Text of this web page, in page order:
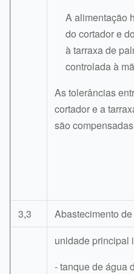
A alimentação
do cortador e
à tarraxa de
controlada à
As tolerâncias
cortador e a
são
3,3 Abastecimento
unidade principal
- tanque de água